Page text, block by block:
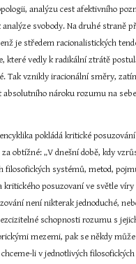
analýzu cest afektivního
svobody. Na druhé straně
je středem racionalistických
které vedly k radikální ztrátě
Tak vznikly iracionální směry,
nároku rozumu na
pokládá kritické
obtížné: „V dnešní době, kdy
filosofických systémů, metod,
kritického posuzovaní ve světle
není nikterak jednoduché,
schopnosti rozumu s
mezemi, pak se někdy
li v jednotlivých filosofických